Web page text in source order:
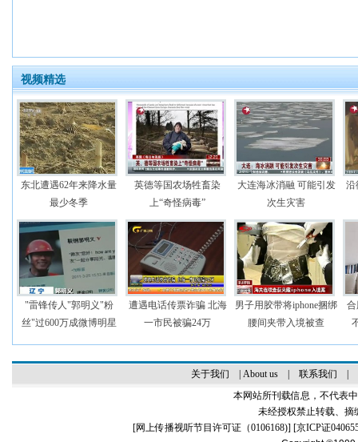
视频精选
东北遭遇62年来降水量
最少冬季
英德等国农场牲畜染
上“奇怪病毒”
大连海冰消融 可能引发
次生灾害
沿
"雷锋传人"郭明义"粉
丝"过600万成微博明星
遭遇电话传票诈骗 北海
一市民被骗24万
男子用胶带将iphone捆绑
腰间夹带入境被查
关于我们 About us| 联系我们
本网站所刊载信息，不代表
未经授权禁止转载、摘
[网上传播视听节目许可证（0106168)] [京ICP证